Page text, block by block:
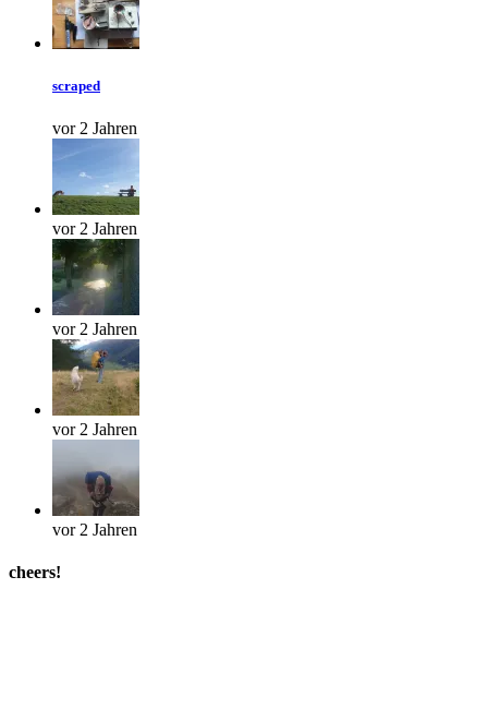
scraped
vor 2 Jahren
vor 2 Jahren
vor 2 Jahren
vor 2 Jahren
vor 2 Jahren
cheers!